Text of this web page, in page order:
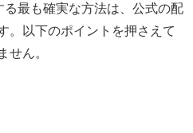
る最も確実な方法は、公式の配
。以下のポイントを押さえて
せん。